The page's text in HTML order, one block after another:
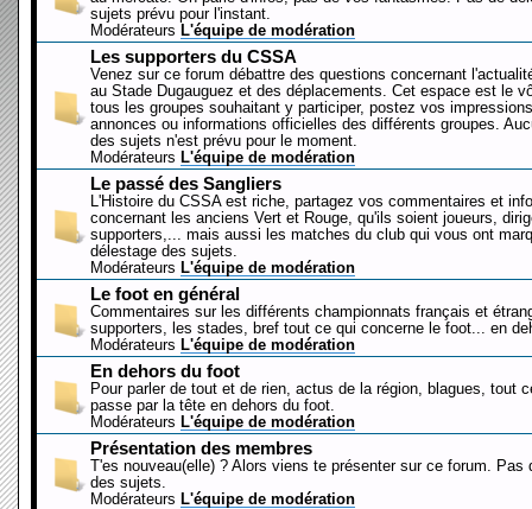
sujets prévu pour l'instant.
Modérateurs L'équipe de modération
Les supporters du CSSA
Venez sur ce forum débattre des questions concernant
au Stade Dugauguez et des déplacements. Cet espace est le
tous les groupes souhaitant y participer, postez vos
annonces ou informations officielles des différents groupes.
des sujets n'est prévu pour le moment.
Modérateurs L'équipe de modération
Le passé des Sangliers
L'Histoire du CSSA est riche, partagez vos commentaires et
concernant les anciens Vert et Rouge, qu'ils soient joueurs,
supporters,... mais aussi les matches du club qui vous ont
délestage des sujets.
Modérateurs L'équipe de modération
Le foot en général
Commentaires sur les différents championnats français et
supporters, les stades, bref tout ce qui concerne le foot... en
Modérateurs L'équipe de modération
En dehors du foot
Pour parler de tout et de rien, actus de la région, blagues, tout
passe par la tête en dehors du foot.
Modérateurs L'équipe de modération
Présentation des membres
T'es nouveau(elle) ? Alors viens te présenter sur ce forum. Pas
des sujets.
Modérateurs L'équipe de modération